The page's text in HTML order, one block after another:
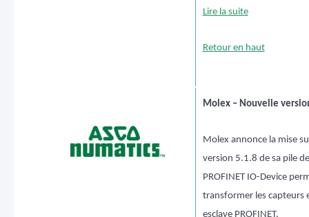
Lire la suite
Retour en haut
Molex – Nouvelle
Molex annonce la mise
version 5.1.8 de sa pile
PROFINET IO-Device
transformer les capteurs
esclave PROFINET.